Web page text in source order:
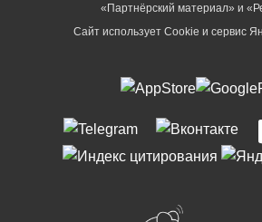
«Партнёрский материал» и
Сайт использует Cookie и сервиc